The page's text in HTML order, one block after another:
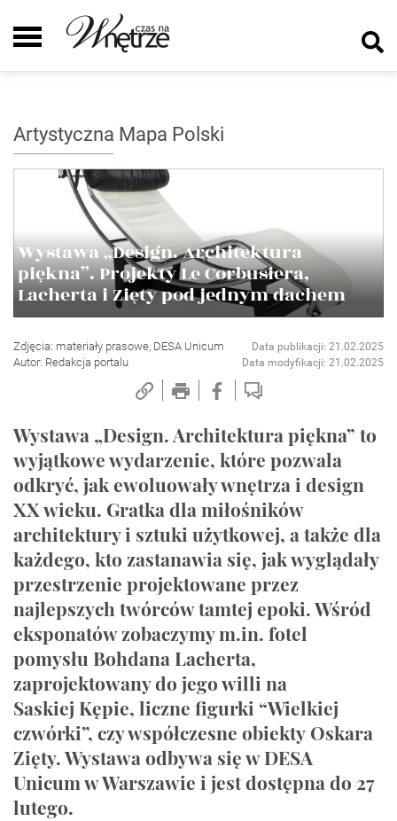
Artystyczna Mapa Polski
Wystawa „Design. Architektura
piękna”. Projekty Le Corbusiera,
Lacherta i Zięty pod jednym dachem
Zdjęcia: materiały prasowe, DESA Unicum
Autor: Redakcja portalu
Data publikacji: 21.02.2025
Data modyfikacji: 21.02.2025
Wystawa „Design. Architektura piękna” to
wyjątkowe wydarzenie, które pozwala
odkryć, jak ewoluowały wnętrza i design
XX wieku. Gratka dla miłośników
architektury i sztuki użytkowej, a także dla
każdego, kto zastanawia się, jak wyglądały
przestrzenie projektowane przez
najlepszych twórców tamtej epoki. Wśród
eksponatów zobaczymy m.in. fotel
pomysłu Bohdana Lacherta,
zaprojektowany do jego willi na
Saskiej Kępie, liczne figurki “Wielkiej
czwórki”, czy współczesne obiekty Oskara
Zięty. Wystawa odbywa się w DESA
Unicum w Warszawie i jest dostępna do 27
lutego.